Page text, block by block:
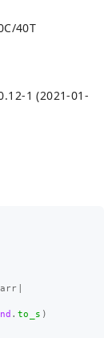
40T
1 (2021-01-
. to_s )